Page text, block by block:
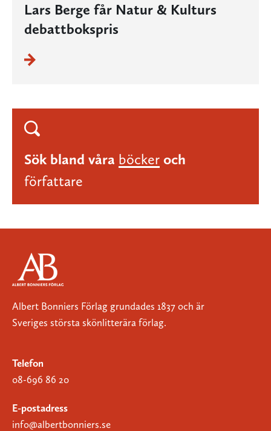
Lars Berge får Natur & Kulturs
debattbokspris
Sök bland våra böcker och
författare
Albert Bonniers Förlag grundades 1837 och är
Sveriges största skönlitterära förlag.
Telefon
08-696 86 20
E-postadress
info@albertbonniers.se